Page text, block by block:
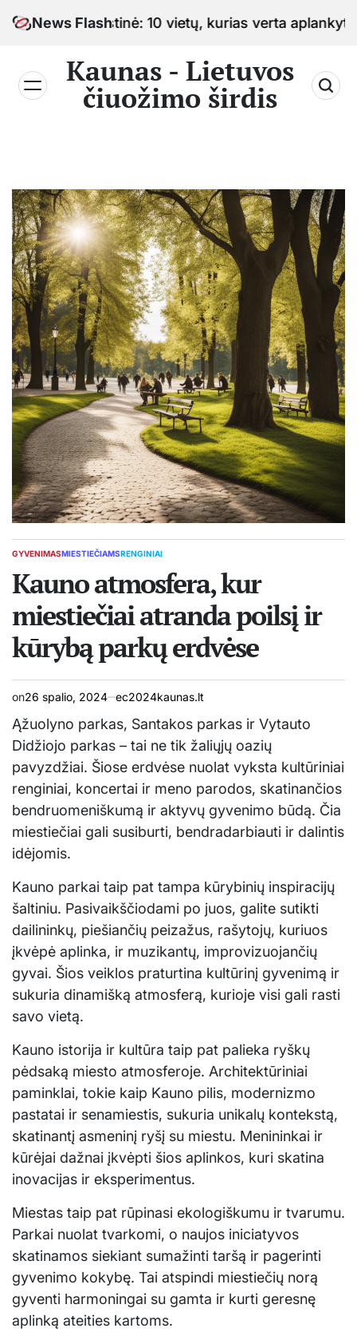
News Flash
sostinė: 10 vietų, kurias verta aplankyti
Kaunas - Lietuvos
čiuožimo širdis
POSTED
GYVENIMASMIESTIEČIAMSRENGINIAI
Kauno atmosfera, kur
miestiečiai atranda poilsį ir
kūrybą parkų erdvėse
on26 spalio, 2024 ec2024kaunas.lt
Ąžuolyno parkas, Santakos parkas ir Vytauto
Didžiojo parkas – tai ne tik žaliųjų oazių
pavyzdžiai. Šiose erdvėse nuolat vyksta kultūriniai
renginiai, koncertai ir meno parodos, skatinančios
bendruomeniškumą ir aktyvų gyvenimo būdą. Čia
miestiečiai gali susiburti, bendradarbiauti ir dalintis
idėjomis.
Kauno parkai taip pat tampa kūrybinių inspiracijų
šaltiniu. Pasivaikščiodami po juos, galite sutikti
dailininkų, piešiančių peizažus, rašytojų, kuriuos
įkvėpė aplinka, ir muzikantų, improvizuojančių
gyvai. Šios veiklos praturtina kultūrinį gyvenimą ir
sukuria dinamišką atmosferą, kurioje visi gali rasti
savo vietą.
Kauno istorija ir kultūra taip pat palieka ryškų
pėdsaką miesto atmosferoje. Architektūriniai
paminklai, tokie kaip Kauno pilis, modernizmo
pastatai ir senamiestis, sukuria unikalų kontekstą,
skatinantį asmeninį ryšį su miestu. Menininkai ir
kūrėjai dažnai įkvėpti šios aplinkos, kuri skatina
inovacijas ir eksperimentus.
Miestas taip pat rūpinasi ekologiškumu ir tvarumu.
Parkai nuolat tvarkomi, o naujos iniciatyvos
skatinamos siekiant sumažinti taršą ir pagerinti
gyvenimo kokybę. Tai atspindi miestiečių norą
gyventi harmoningai su gamta ir kurti geresnę
aplinką ateities kartoms.